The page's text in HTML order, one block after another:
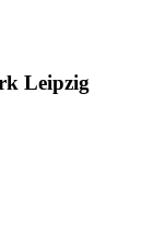
Leipzig